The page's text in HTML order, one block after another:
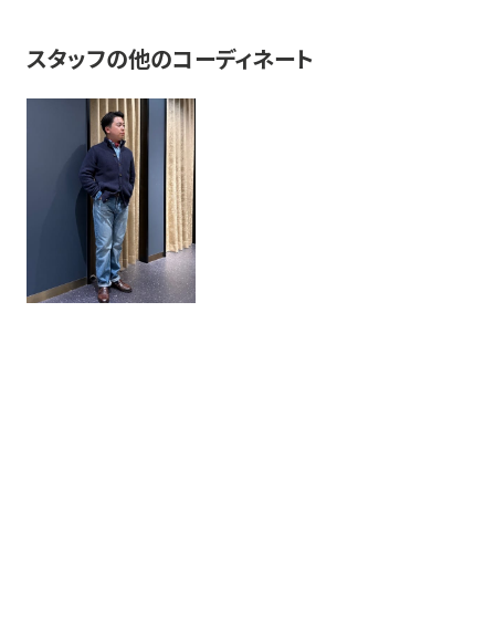
スタッフの他のコーディネート